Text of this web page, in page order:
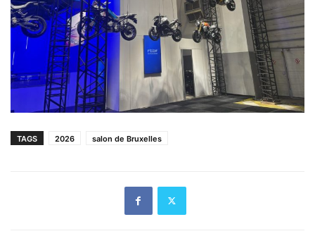
TAGS 2026 salon de Bruxelles